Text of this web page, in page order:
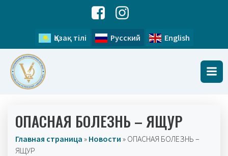
Қазақ тілі Русский English
ОПАСНАЯ БОЛЕЗНЬ – ЯЩУР
Главная страница » Новости » ОПАСНАЯ БОЛЕЗНЬ –
ЯЩУР